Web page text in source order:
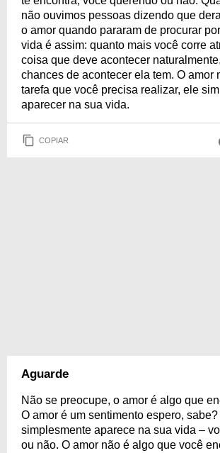
não ouvimos pessoas dizendo que
o amor quando pararam de procurar
vida é assim: quanto mais você corre
coisa que deve acontecer
chances de acontecer ela tem. O amor
tarefa que você precisa realizar, ele
aparecer na sua vida.
COPIAR
Aguarde
Não se preocupe, o amor é algo que
O amor é um sentimento espero,
simplesmente aparece na sua vida –
ou não. O amor não é algo que você